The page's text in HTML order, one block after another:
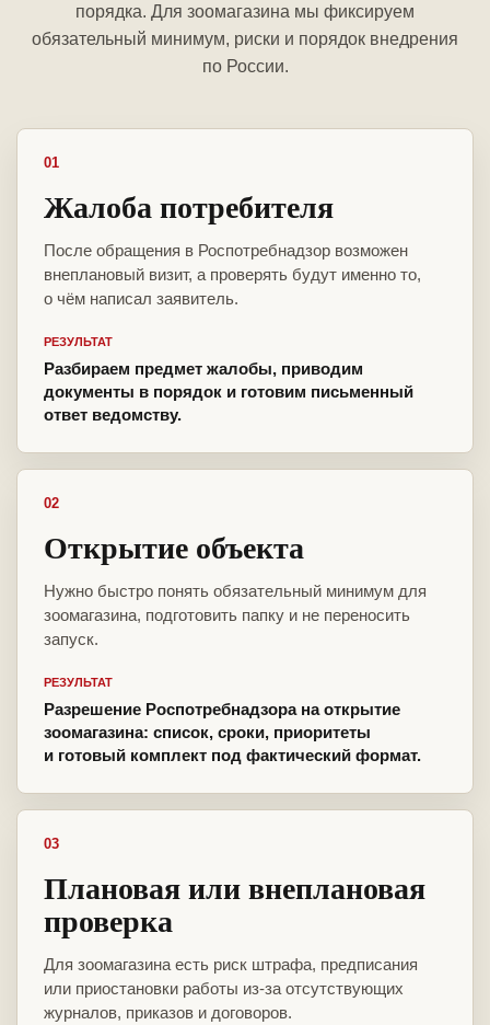
порядка. Для зоомагазина мы фиксируем
обязательный минимум, риски и порядок внедрения
по России.
01
Жалоба потребителя
После обращения в Роспотребнадзор возможен
внеплановый визит, а проверять будут именно то,
о чём написал заявитель.
РЕЗУЛЬТАТ
Разбираем предмет жалобы, приводим
документы в порядок и готовим письменный
ответ ведомству.
02
Открытие объекта
Нужно быстро понять обязательный минимум для
зоомагазина, подготовить папку и не переносить
запуск.
РЕЗУЛЬТАТ
Разрешение Роспотребнадзора на открытие
зоомагазина: список, сроки, приоритеты
и готовый комплект под фактический формат.
03
Плановая или внеплановая
проверка
Для зоомагазина есть риск штрафа, предписания
или приостановки работы из-за отсутствующих
журналов, приказов и договоров.